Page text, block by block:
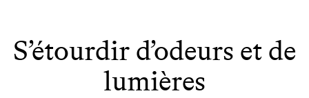
S’étourdir d’odeurs et de
lumières